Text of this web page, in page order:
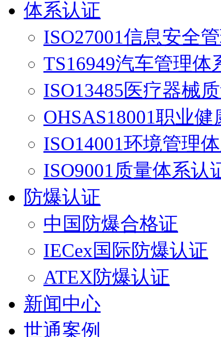
体系认证
ISO27001信息安全
TS16949汽车管理体
ISO13485医疗器械
OHSAS18001职业
ISO14001环境管理
ISO9001质量体系认
防爆认证
中国防爆合格证
IECex国际防爆认证
ATEX防爆认证
新闻中心
世通案例